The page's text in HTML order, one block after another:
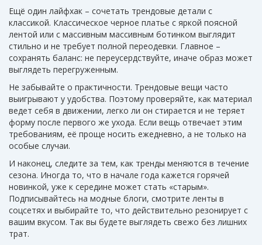
Ещё один лайфхак – сочетать трендовые детали с
классикой. Классическое черное платье с яркой поясной
лентой или с массивным массивным ботинком выглядит
стильно и не требует полной переодевки. Главное –
сохранять баланс: не переусердствуйте, иначе образ может
выглядеть перегруженным.
Не забывайте о практичности. Трендовые вещи часто
выигрывают у удобства. Поэтому проверяйте, как материал
ведет себя в движении, легко ли он стирается и не теряет
форму после первого же ухода. Если вещь отвечает этим
требованиям, её проще носить ежедневно, а не только на
особые случаи.
И наконец, следите за тем, как тренды меняются в течение
сезона. Иногда то, что в начале года кажется горячей
новинкой, уже к середине может стать «старым».
Подписывайтесь на модные блоги, смотрите ленты в
соцсетях и выбирайте то, что действительно резонирует с
вашим вкусом. Так вы будете выглядеть свежо без лишних
трат.